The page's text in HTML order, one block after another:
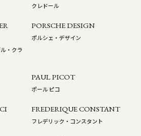
クレドール
・クラ
PORSCHE DESIGN
ポルシェ・デザイン
PAUL PICOT
ポール ピコ
FREDERIQUE CONSTANT
フレデリック・コンスタント